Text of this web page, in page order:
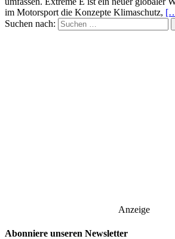
im Motorsport die Konzepte Klimaschutz,
Suchen nach:
Anzeige
Abonniere unseren Newsletter